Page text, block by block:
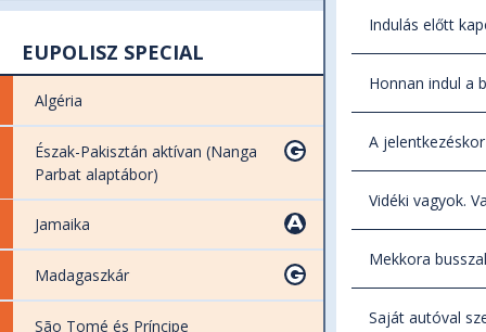
EUPOLISZ SPECIAL
Algéria
Észak-Pakisztán aktívan (Nanga
Parbat alaptábor)
Jamaika
Madagaszkár
São Tomé és Príncipe
felett
Indulás előtt
Buszos
Honnan indul a
Buszos
kiküldünk
A
Buszos
a
Vidéki vagyok.
Előzetes
autópályák
Mekkora
Kisbuszos
Saját autóval